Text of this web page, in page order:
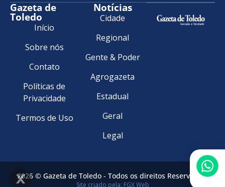
Gazeta de
Toledo
Início
Sobre nós
Contato
Políticas de
Privacidade
Termos de Uso
Notícias
Cidade
Regional
Gente & Poder
Agrogazeta
Estadual
Geral
Legal
2026 © Gazeta de Toledo - Todos os direitos Reservados.
Site criado pela: FGX Web